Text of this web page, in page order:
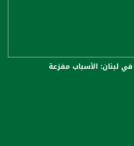
في لبنان: الأسباب مفزعة